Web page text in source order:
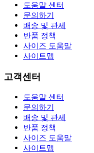
도움말 센터
문의하기
배송 및 관세
반품 정책
사이즈 도움말
사이트맵
고객센터
도움말 센터
문의하기
배송 및 관세
반품 정책
사이즈 도움말
사이트맵